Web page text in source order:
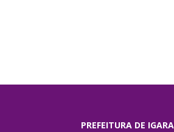
PREFEITURA DE